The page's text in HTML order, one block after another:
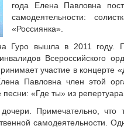
года Елена Павловна
самодеятельности:
«Россиянка».
Гуро вышла в 2011 году.
Всероссийского
участие в концерте
Павловна член этой
«Где ты» из
Примечательно,
самодеятельности.